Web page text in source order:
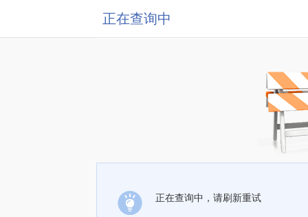
正在查询中
正在查询中，请刷新重试